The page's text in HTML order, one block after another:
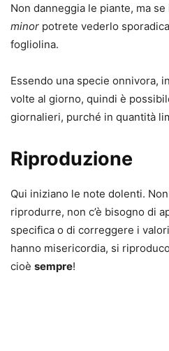
Non danneggia le piante, ma
minor potrete vederlo
fogliolina.
Essendo una specie onnivora,
volte al giorno, quindi è
giornalieri, purché in quantità
Riproduzione
Qui iniziano le note dolenti.
riprodurre, non c’è bisogno di
specifica o di correggere i valori
hanno misericordia, si
cioè sempre!